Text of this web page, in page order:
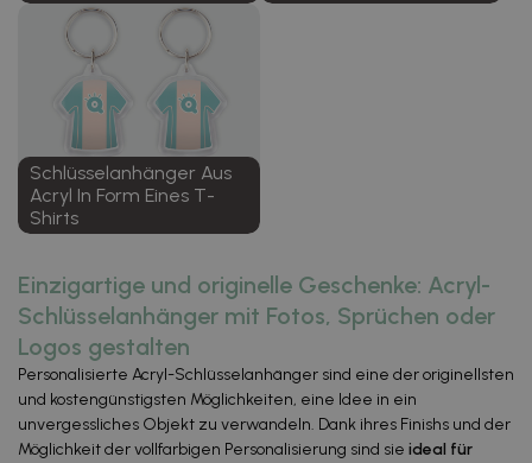
Schlüsselanhänger Aus
Acryl In Form Eines T-
Shirts
Einzigartige und originelle Geschenke: Acryl-
Schlüsselanhänger mit Fotos, Sprüchen oder
Logos gestalten
Personalisierte Acryl-Schlüsselanhänger sind eine der originellsten
und kostengünstigsten Möglichkeiten, eine Idee in ein
unvergessliches Objekt zu verwandeln. Dank ihres Finishs und der
Möglichkeit der vollfarbigen Personalisierung sind sie ideal für